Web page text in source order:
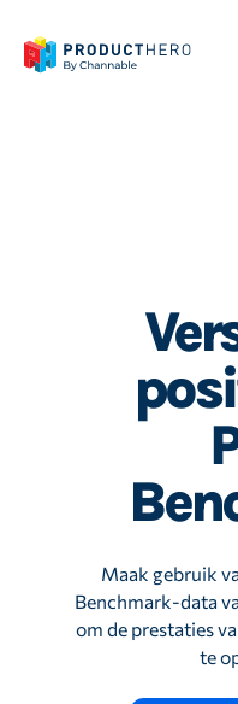
Maak gebruik
Benchmark-data
om de prestaties
te